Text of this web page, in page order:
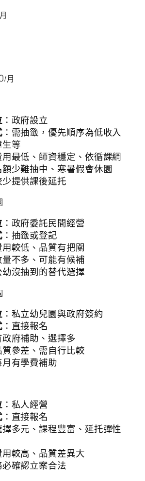
/月
：政府設立
：需抽籤，優先順序為低收入
等
最低、師資穩定、依循課綱
少難抽中、寒暑假會休園
提供課後延托
：政府委託民間經營
：抽籤或登記
較低、品質有把關
不多、可能有候補
沒抽到的替代選擇
：私立幼兒園與政府簽約
：直接報名
府補助、選擇多
參差、需自行比較
月有學費補助
：私人經營
：直接報名
多元、課程豐富、延托彈性
較高、品質差異大
必確認立案合法